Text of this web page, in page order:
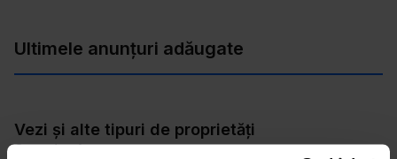
Ultimele anunțuri adăugate
Vezi și alte tipuri de proprietăți
Case de vânzare